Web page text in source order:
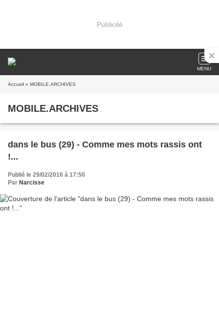
Publicité
MENU
Accueil » MOBILE.ARCHIVES
MOBILE.ARCHIVES
dans le bus (29) - Comme mes mots rassis ont
!...
Publié le 29/02/2016 à 17:50
Par Narcisse